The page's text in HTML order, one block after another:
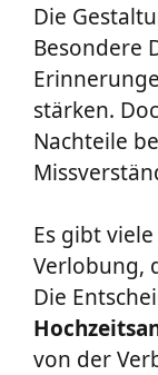
Die
Besondere
stärken.
Nachteile
Es gibt
Verlobung,
Die
von der